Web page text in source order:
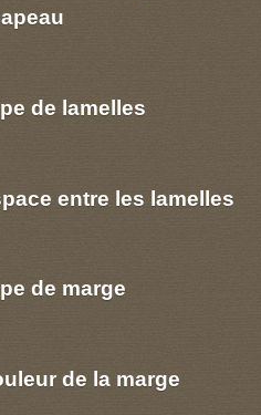
de lamelles
entre les lamelles
de marge
de la marge